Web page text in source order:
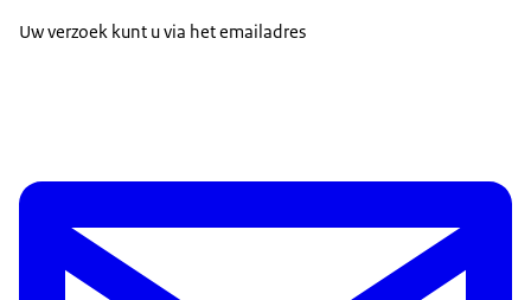
Uw verzoek kunt u via het emailadres